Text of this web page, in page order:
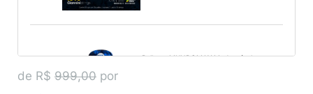
Palheta MUNDOMAX Madrepérola
de R$ 999,00 por